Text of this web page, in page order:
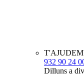
932 90 24
Dilluns a